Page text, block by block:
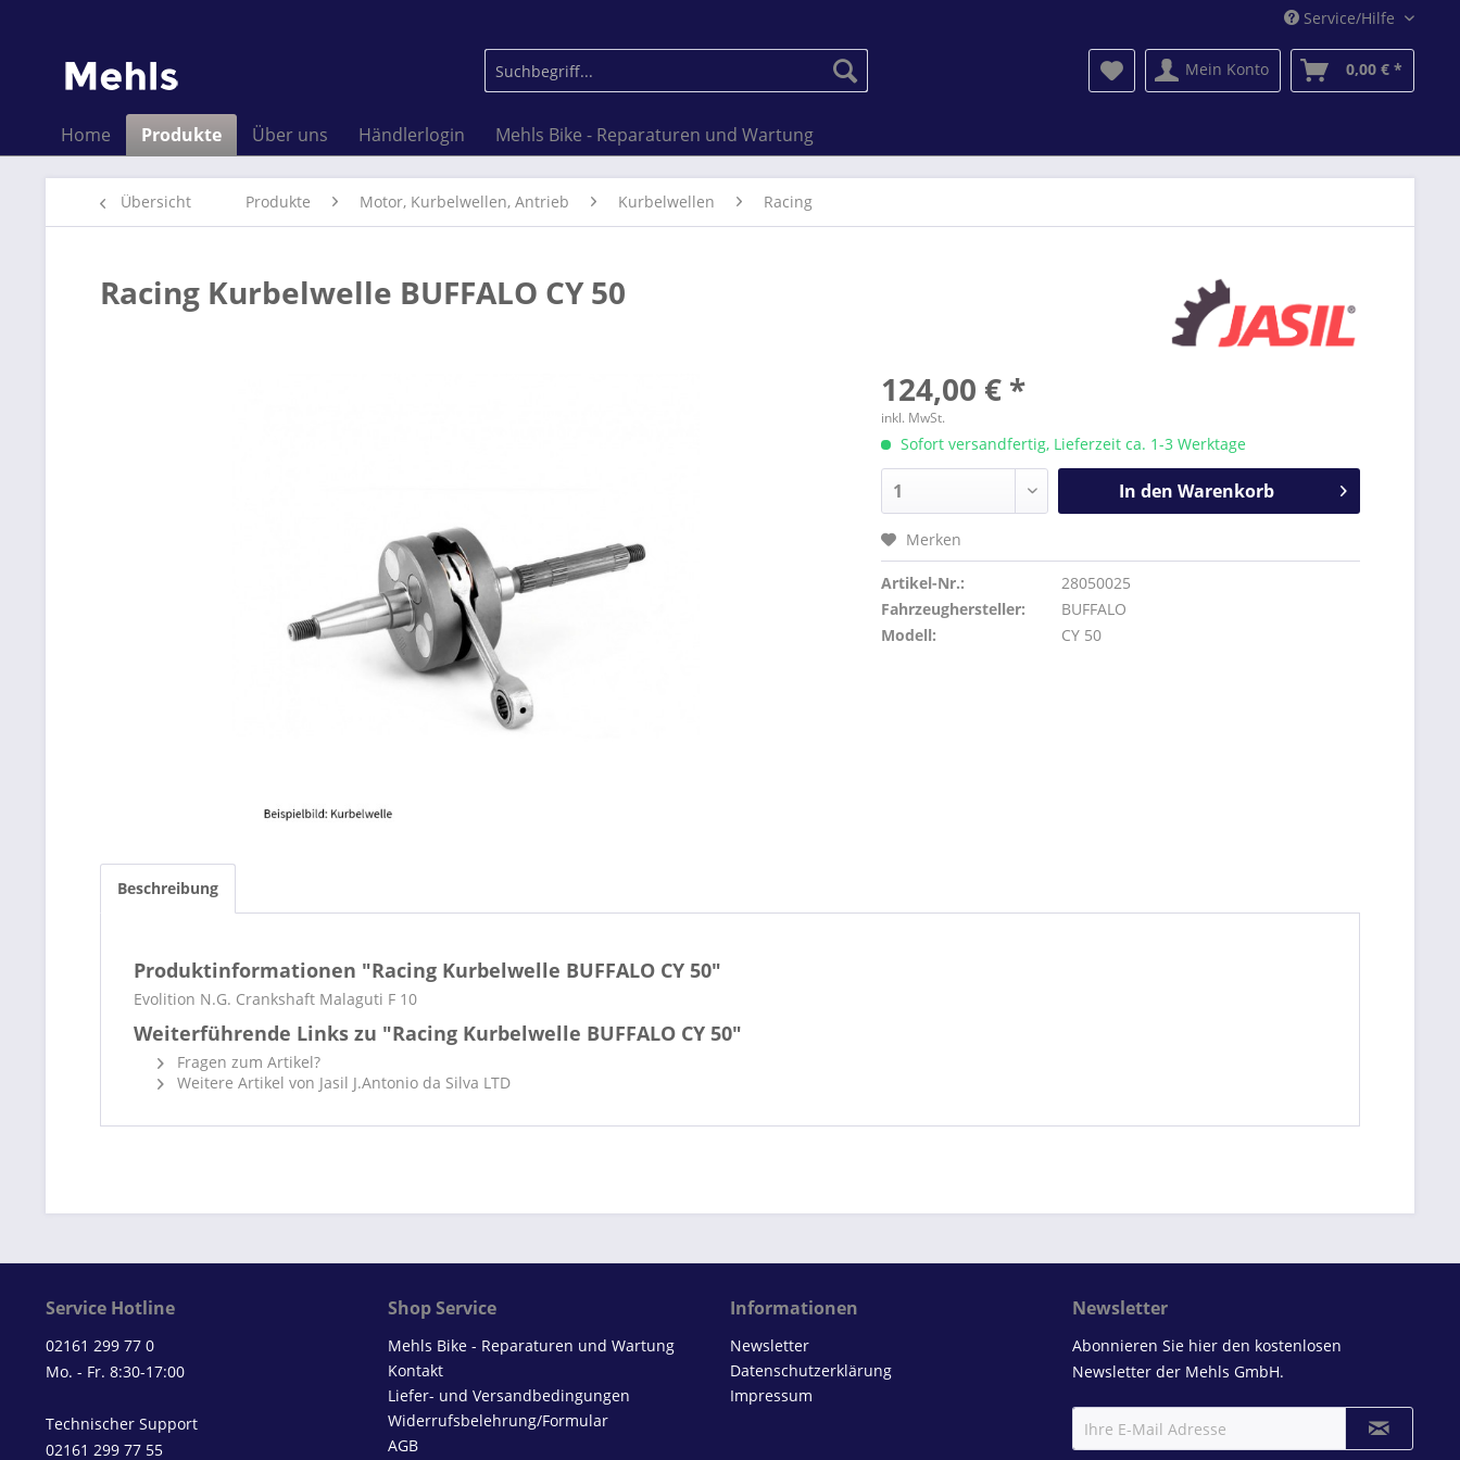
Service/Hilfe
Mein Konto 0,00 € *
Home Produkte Über uns Händlerlogin Mehls Bike - Reparaturen und Wartung
Übersicht Produkte Motor, Kurbelwellen, Antrieb Kurbelwellen Racing
Racing Kurbelwelle BUFFALO CY 50
124,00 € *
inkl. MwSt.
Sofort versandfertig, Lieferzeit ca. 1-3 Werktage
In den Warenkorb
Merken
Artikel-Nr.:
28050025
Fahrzeughersteller:
BUFFALO
Modell:
CY 50
Beschreibung
Produktinformationen "Racing Kurbelwelle BUFFALO CY 50"
Evolition N.G. Crankshaft Malaguti F 10
Weiterführende Links zu "Racing Kurbelwelle BUFFALO CY 50"
Fragen zum Artikel?
Weitere Artikel von Jasil J.Antonio da Silva LTD
Service Hotline
02161 299 77 0
Mo. - Fr. 8:30-17:00
Technischer Support
02161 299 77 55
Shop Service
Mehls Bike - Reparaturen und Wartung
Kontakt
Liefer- und Versandbedingungen
Widerrufsbelehrung/Formular
AGB
Informationen
Newsletter
Datenschutzerklärung
Impressum
Newsletter
Abonnieren Sie hier den kostenlosen
Newsletter der Mehls GmbH.